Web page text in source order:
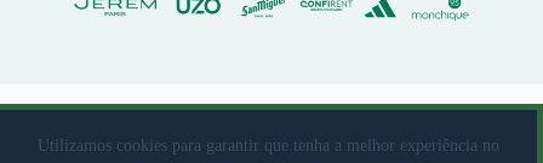
Utilizamos cookies para garantir que tenha a melhor experiência no
© 2023 Rio Ave Futebol Clube Desenvolvido porbrandit